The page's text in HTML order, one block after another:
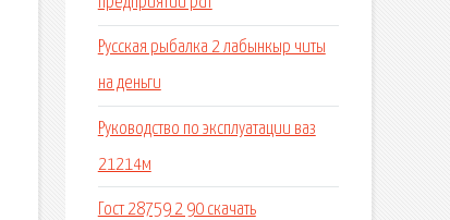
Русская рыбалка 2 лабынкыр читы
на деньги
Руководство по эксплуатации ваз
21214м
Гост 28759 2 90 скачать